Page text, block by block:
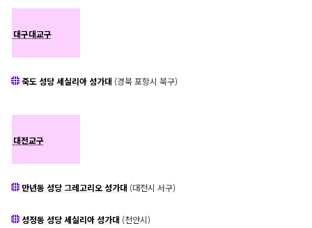
대구대교구
죽도 성당 세실리아 성가대 (경북 포항시 북구)
대전교구
만년동 성당 그레고리오 성가대 (대전시 서구)
성정동 성당 세실리아 성가대 (천안시)